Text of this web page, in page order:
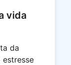
vida
da